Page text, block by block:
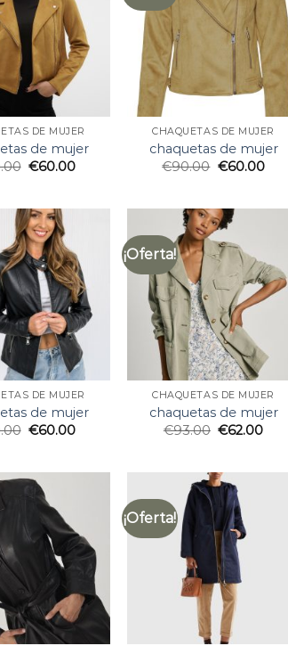
DE MUJER
de mujer
€60.00
CHAQUETAS DE MUJER
chaquetas de mujer
€90.00 €60.00
DE MUJER
de mujer
€60.00
¡Oferta!
CHAQUETAS DE MUJER
chaquetas de mujer
€93.00 €62.00
¡Oferta!